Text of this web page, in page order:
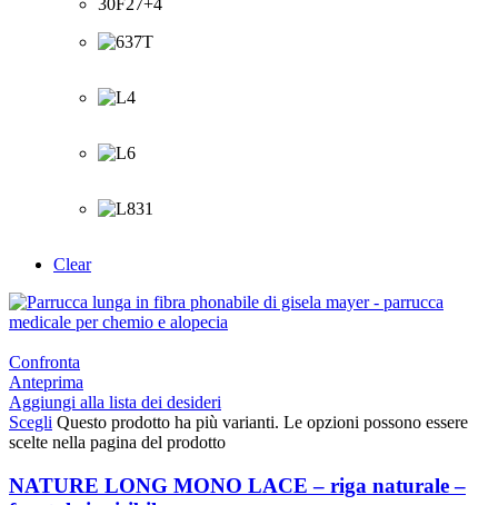
Clear
Confronta
Anteprima
Aggiungi alla lista dei desideri
Scegli Questo prodotto ha più varianti. Le opzioni possono essere
scelte nella pagina del prodotto
NATURE LONG MONO LACE – riga naturale –